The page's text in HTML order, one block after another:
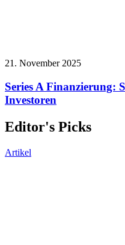
21. November 2025
Series A Finanzierung:
Investoren
Editor's Picks
Artikel